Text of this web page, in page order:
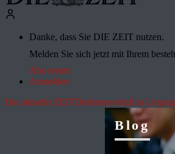
Danke, dass Sie DIE ZEIT nutzen.
Melden Sie sich jetzt mit Ihrem
Abo testen
Anmelden
Die aktuelle ZEITDrohnenvorfall in Leipzig
Blog